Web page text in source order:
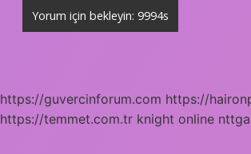
https://guvercinforum.com https://
https://temmet.com.tr knight online